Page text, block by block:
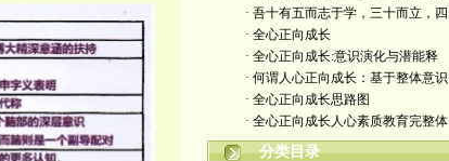
· 吾十有五而志于学，三十而立，四
· 全心正向成长
· 全心正向成长:意识演化与潜能释
· 何谓人心正向成长：基于整体意识
· 全心正向成长思路图
· 全心正向成长人心素质教育完整体
分类目录